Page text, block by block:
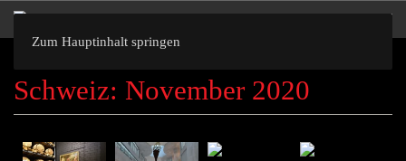
Zum Hauptinhalt springen
Schweiz: November 2020